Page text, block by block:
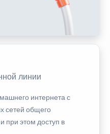
линии
интернета с
сетей общего
при этом доступ в